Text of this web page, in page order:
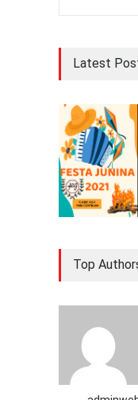
Latest
Top